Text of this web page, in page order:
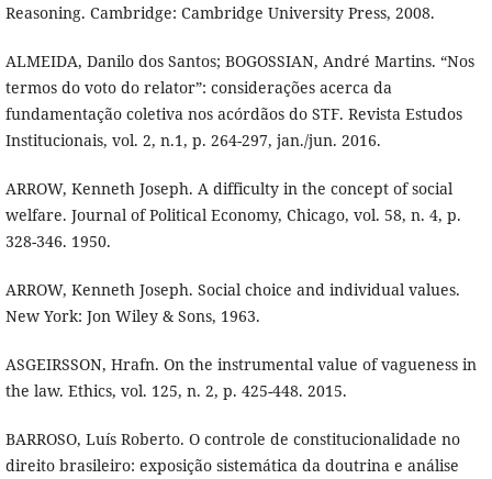
Reasoning. Cambridge: Cambridge University Press, 2008.
ALMEIDA, Danilo dos Santos; BOGOSSIAN, André Martins. “Nos
termos do voto do relator”: considerações acerca da
fundamentação coletiva nos acórdãos do STF. Revista Estudos
Institucionais, vol. 2, n.1, p. 264-297, jan./jun. 2016.
ARROW, Kenneth Joseph. A difficulty in the concept of social
welfare. Journal of Political Economy, Chicago, vol. 58, n. 4, p.
328-346. 1950.
ARROW, Kenneth Joseph. Social choice and individual values.
New York: Jon Wiley & Sons, 1963.
ASGEIRSSON, Hrafn. On the instrumental value of vagueness in
the law. Ethics, vol. 125, n. 2, p. 425-448. 2015.
BARROSO, Luís Roberto. O controle de constitucionalidade no
direito brasileiro: exposição sistemática da doutrina e análise